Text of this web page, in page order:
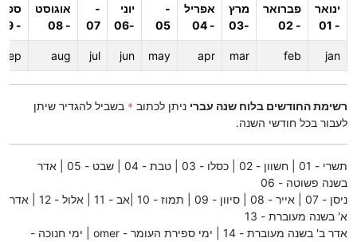
ינואר
- 01
פברואר
- 02
מרץ
-03
אפריל
- 04
-
05
יוני
-06
-
07
אוגוסט
- 08
- 09
jan
feb
mar
apr
may
jun
jul
aug
sep
רשימת החודשים בלוח שנה עברי ניתן לכתוב * בשביל להגדיר שיתן
לעבור בכל חודשי השנה.
תשרי - 01 | חשוון - 02 | כסלו - 03 | טבת - 04 | שבט - 05 | אדר
בשנה פשוטה - 06
ניסן - 07 | אייר - 08 | סיוון - 09 | תמוז - 10 |אב - 11 | אלול - 12 | אדר
א' בשנה מעוברת - 13
אדר ב' בשנה מעוברת - 14 | ימי ספירת העומר - omer | ימי חנוכה -